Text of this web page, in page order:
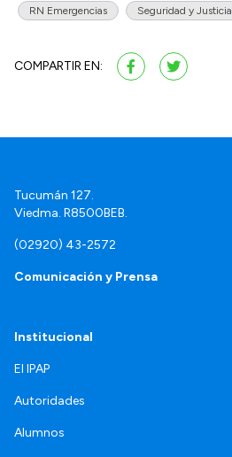
RN Emergencias Seguridad y Justicia
COMPARTIR EN:
Tucumán 127.
Viedma. R8500BEB.
(02920) 43-2572
Comunicación y Prensa
Institucional
El IPAP
Autoridades
Alumnos